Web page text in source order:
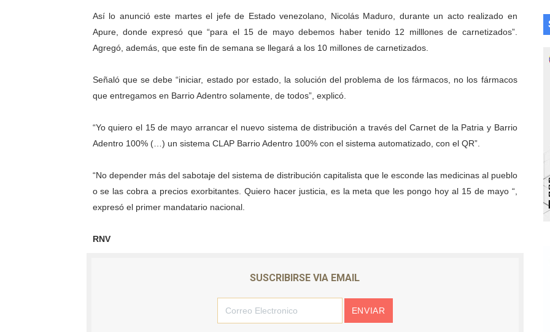
Venezuela Renace 2026 lleva sonrisas y prevención a Torondoy
Mérida impulsa el mapa de conocimientos con Encuentro de Formadores Comunales
Complejo Educativo Talento Deportivo lanza Plan Agosto Escuelas Abiertas 2026
Corposalud inició talleres para aspirantes al curso de Emergencia Prehospitalaria
Fortaleciendo la economía comunal en El Vigía con microcréditos a emprendedores y
Así lo anunció este martes el jefe de Estado venezolano, Nicolás Maduro, durante un acto realizado en
Apure, donde expresó que “para el 15 de mayo debemos haber tenido 12 milllones de carnetizados”.
Agregó, además, que este fin de semana se llegará a los 10 millones de carnetizados.
Señaló que se debe “iniciar, estado por estado, la solución del problema de los fármacos, no los fármacos
que entregamos en Barrio Adentro solamente, de todos”, explicó.
“Yo quiero el 15 de mayo arrancar el nuevo sistema de distribución a través del Carnet de la Patria y Barrio
Adentro 100% (…) un sistema CLAP Barrio Adentro 100% con el sistema automatizado, con el QR”.
“No depender más del sabotaje del sistema de distribución capitalista que le esconde las medicinas al pueblo
o se las cobra a precios exorbitantes. Quiero hacer justicia, es la meta que les pongo hoy al 15 de mayo “,
expresó el primer mandatario nacional.
RNV
SUSCRIBIRSE VIA EMAIL